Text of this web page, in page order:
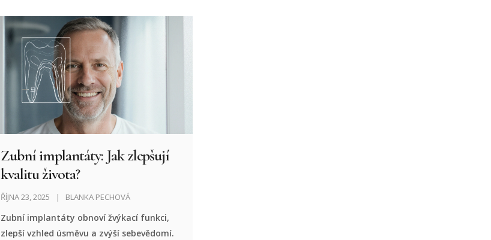
Zubní implantáty: Jak zlepšují
kvalitu života?
ŘÍJNA 23, 2025 BLANKA PECHOVÁ
Zubní implantáty obnoví žvýkací funkci,
zlepší vzhled úsměvu a zvýší sebevědomí.